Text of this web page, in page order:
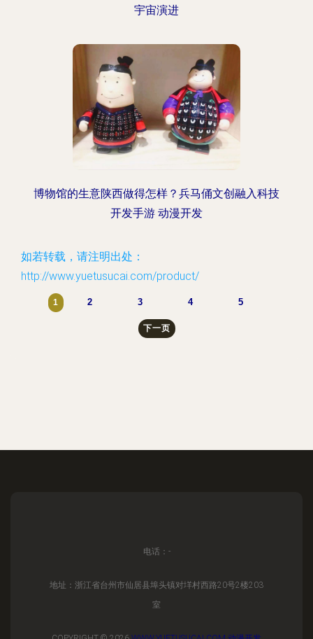
宇宙演进
博物馆的生意陕西做得怎样？兵马俑文创融入科技
开发手游 动漫开发
如若转载，请注明出处：
http://www.yuetusucai.com/product/
1 2 3 4 5
下一页
电话：-
地址：浙江省台州市仙居县埠头镇对垟村西路20号2楼203
室